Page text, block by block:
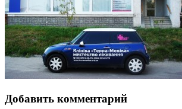
Добавить комментарий